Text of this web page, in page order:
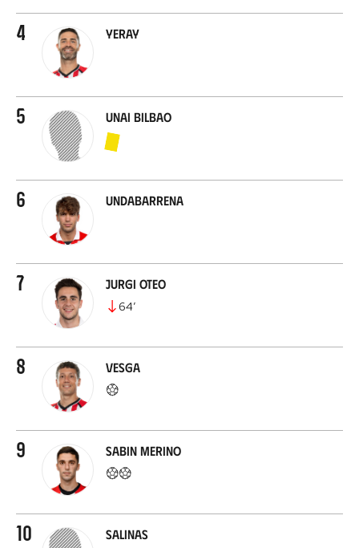
4 Yeray
5 Unai Bilbao
6 Undabarrena
7 Jurgi Oteo
64’
8 Vesga
9 Sabin Merino
10 Salinas